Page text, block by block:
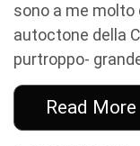
sono a me
autoctone della
purtroppo-
Read More